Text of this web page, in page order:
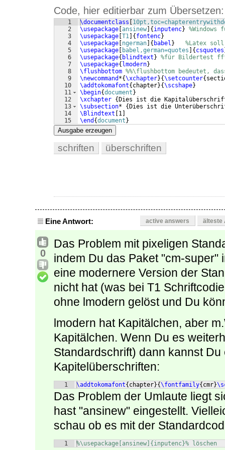
Code, hier editierbar zum Übersetzen:
1
2
3
4
5
6
7
8
9
10
11
12
13
14
15
\documentclass
\usepackage ansinew { inputenc}
\usepackage T1 { fontenc}
\usepackage ngerman { babel }
%Latex
\usepackage
babel,german=quotes { csquotes
\usepackage{ blindtext } %für Bildertest
\usepackage{ lmodern}
\flushbottom %%\flushbottom bedeutet,
\newcommand *{\xchapter}{\setcounter{
\addtokomafont{ chapter}{\scshape}
\begin{document }
\xchapter { Dies ist die
\subsection* { Dies ist die
\Blindtext
1
\end {document }
Ausgabe erzeugen
schriften überschriften
Eine Antwort: active answers älteste
0
Das Problem mit pixeligen
indem Du das Paket "cm-super"
eine modernere Version der
nicht hat (was bei T1
ohne lmodern gelöst und Du
lmodern hat Kapitälchen, aber
Kapitälchen. Wenn Du es
Standardschrift) dann kannst
Kapitelüberschriften:
1 \addtokomafont{ chapter}{\fontfamily{ cmr}
Das Problem der Umlaute liegt
hast "ansinew" eingestellt.
schau ob es mit der
1 %\usepackage[ansinew]{inputenc}% löschen